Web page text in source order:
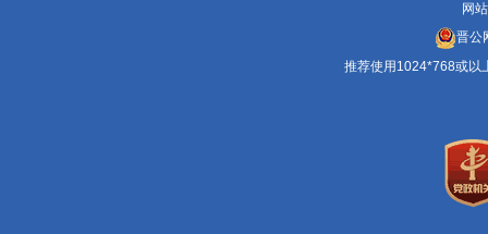
网
晋公
推荐使用1024*768或以